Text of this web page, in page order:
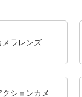
メラレンズ
クションカメ